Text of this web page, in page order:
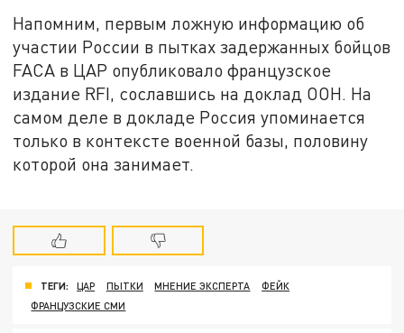
Напомним, первым ложную информацию об
участии России в пытках задержанных бойцов
FACA в ЦАР опубликовало французское
издание RFI, сославшись на доклад ООН. На
самом деле в докладе Россия упоминается
только в контексте военной базы, половину
которой она занимает.
ТЕГИ: ЦАР ПЫТКИ МНЕНИЕ ЭКСПЕРТА
ФЕЙК
ФРАНЦУЗСКИЕ СМИ